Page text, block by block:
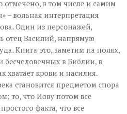
отмечено, в том числе и самим
– вольная интерпретация
Один из персонажей,
отец Василий, напрямую
Книга это, заметим на полях,
бесчеловечных в Библии, в
хватает крови и насилия.
становится предметом спора
то, что Иову потом все
факта, что все